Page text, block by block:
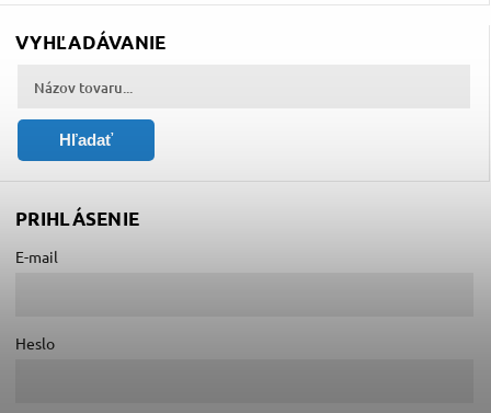
VYHĽADÁVANIE
Hľadať
PRIHLÁSENIE
E-mail
Heslo